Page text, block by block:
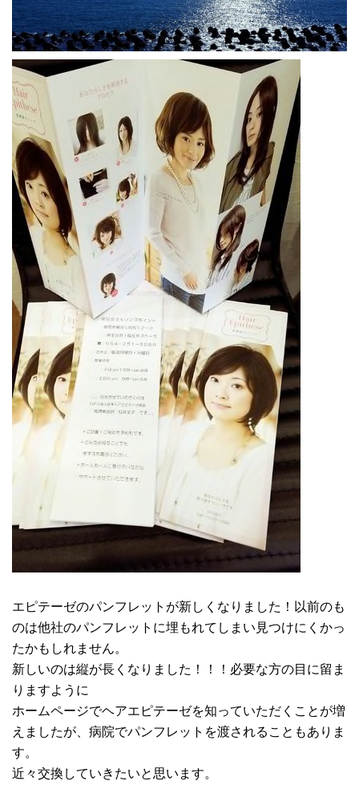
エピテーゼのパンフレットが新しくなりました！以前のも
のは他社のパンフレットに埋もれてしまい見つけにくかっ
たかもしれません。
新しいのは縦が長くなりました！！！必要な方の目に留ま
りますように
ホームページでヘアエピテーゼを知っていただくことが増
えましたが、病院でパンフレットを渡されることもありま
す。
近々交換していきたいと思います。